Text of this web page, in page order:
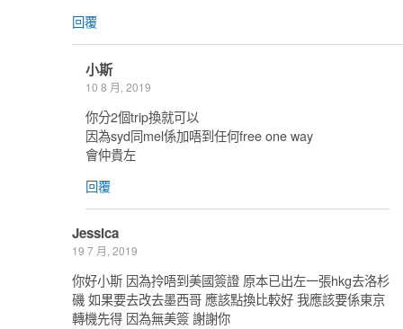
回覆
小斯
10 8 月, 2019
你分2個trip換就可以
因為syd同mel係加唔到任何free one way
會仲貴左
回覆
Jessica
19 7 月, 2019
你好小斯 因為拎唔到美國簽證 原本已出左一張hkg去洛杉
磯 如果要去改去墨西哥 應該點換比較好 我應該要係東京
轉機先得 因為無美簽 謝謝你